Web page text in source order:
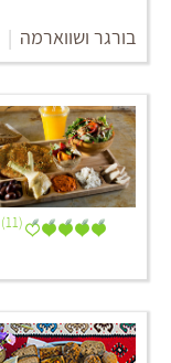
בורגר ושווארמה |
(11)